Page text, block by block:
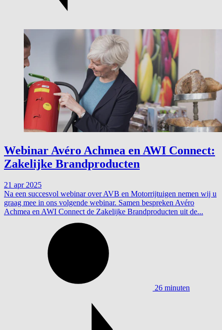
Webinar Avéro Achmea en AWI Connect:
Zakelijke Brandproducten
21 apr 2025
Na een succesvol webinar over AVB en Motorrijtuigen nemen wij u
graag mee in ons volgende webinar. Samen bespreken Avéro
Achmea en AWI Connect de Zakelijke Brandproducten uit de...
26 minuten